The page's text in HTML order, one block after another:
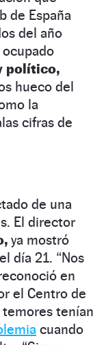
de España
del año
ocupado
político,
hueco del
la
cifras de
de una
El director
ya mostró
día 21. “Nos
en
el Centro de
temores tenían
cuando